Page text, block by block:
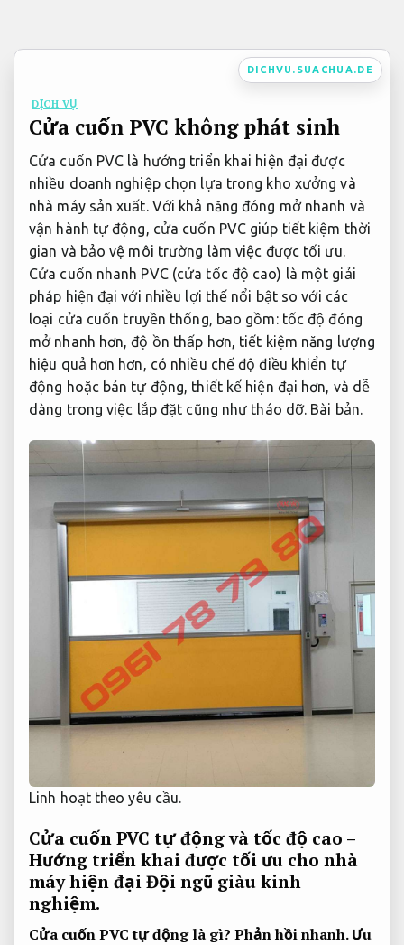
nội
DICHVU.SUACHUA.DE
DỊCH VỤ
Cửa cuốn PVC không phát sinh
Cửa cuốn PVC là hướng triển khai hiện đại được
nhiều doanh nghiệp chọn lựa trong kho xưởng và
nhà máy sản xuất. Với khả năng đóng mở nhanh và
vận hành tự động, cửa cuốn PVC giúp tiết kiệm thời
gian và bảo vệ môi trường làm việc được tối ưu.
Cửa cuốn nhanh PVC (cửa tốc độ cao) là một giải
pháp hiện đại với nhiều lợi thế nổi bật so với các
loại cửa cuốn truyền thống, bao gồm: tốc độ đóng
mở nhanh hơn, độ ồn thấp hơn, tiết kiệm năng lượng
hiệu quả hơn hơn, có nhiều chế độ điều khiển tự
động hoặc bán tự động, thiết kế hiện đại hơn, và dễ
dàng trong việc lắp đặt cũng như tháo dỡ. Bài bản.
Linh hoạt theo yêu cầu.
Cửa cuốn PVC tự động và tốc độ cao –
Hướng triển khai được tối ưu cho nhà
máy hiện đại Đội ngũ giàu kinh
nghiệm.
Cửa cuốn PVC tự động là gì? Phản hồi nhanh.Ưu